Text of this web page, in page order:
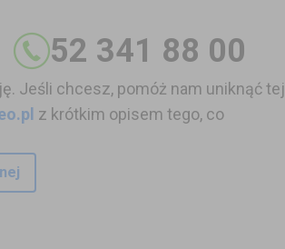
52 341 88 00
Jeśli chcesz, pomóż nam uniknąć tej
z krótkim opisem tego, co